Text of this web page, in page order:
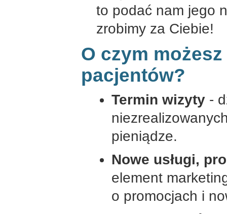
to podać nam jego
zrobimy za Ciebie!
O czym
pacjentów?
Termin wizyty -
pieniądze.
Nowe usługi,
element
o promocjach i